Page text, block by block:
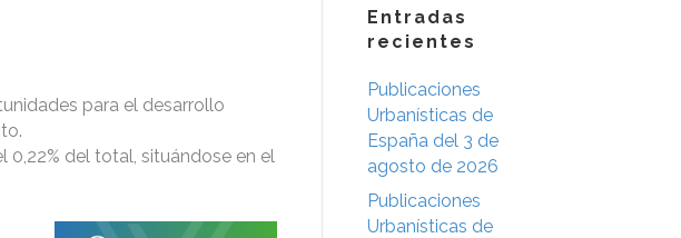
para el desarrollo
0,22% del total, situándose en el
Entradas
recientes
Publicaciones
Urbanísticas de
España del 3 de
agosto de 2026
Publicaciones
Urbanísticas de